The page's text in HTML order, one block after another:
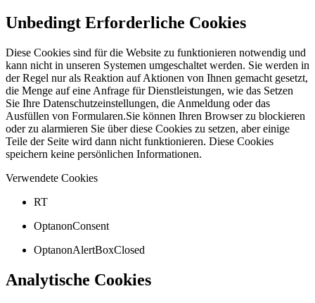
Unbedingt Erforderliche Cookies
Diese Cookies sind für die Website zu funktionieren notwendig und
kann nicht in unseren Systemen umgeschaltet werden. Sie werden in
der Regel nur als Reaktion auf Aktionen von Ihnen gemacht gesetzt,
die Menge auf eine Anfrage für Dienstleistungen, wie das Setzen
Sie Ihre Datenschutzeinstellungen, die Anmeldung oder das
Ausfüllen von Formularen.Sie können Ihren Browser zu blockieren
oder zu alarmieren Sie über diese Cookies zu setzen, aber einige
Teile der Seite wird dann nicht funktionieren. Diese Cookies
speichern keine persönlichen Informationen.
Verwendete Cookies
RT
OptanonConsent
OptanonAlertBoxClosed
Analytische Cookies